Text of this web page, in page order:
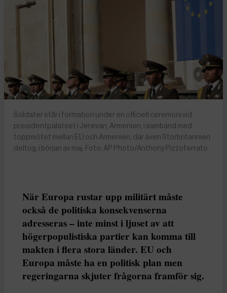
Soldater står i formation under en officiell ceremoni vid
presidentpalatset i Jerevan, Armenien, i samband med
toppmötet mellan EU och Armenien, där även Storbritannien
deltog, i början av maj. Foto: AP Photo/Anthony Pizzoferrato
När Europa rustar upp militärt måste
också de politiska konsekvenserna
adresseras – inte minst i ljuset av att
högerpopulistiska partier kan komma till
makten i flera stora länder. EU och
Europa måste ha en politisk plan men
regeringarna skjuter frågorna framför sig.